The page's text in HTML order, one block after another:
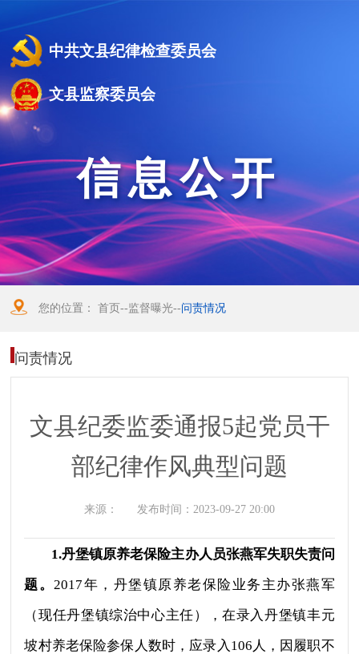
中共文县纪律检查委员会
文县监察委员会
信息公开
您的位置：首页--监督曝光--问责情况
问责情况
文县纪委监委通报5起党员干
部纪律作风典型问题
来源： 发布时间： 2023-09-27 20:00
1.丹堡镇原养老保险主办人员张燕军失职失责问
题。2017年，丹堡镇原养老保险业务主办张燕军
（现任丹堡镇综治中心主任），在录入丹堡镇丰元
坡村养老保险参保人数时，应录入106人，因履职不